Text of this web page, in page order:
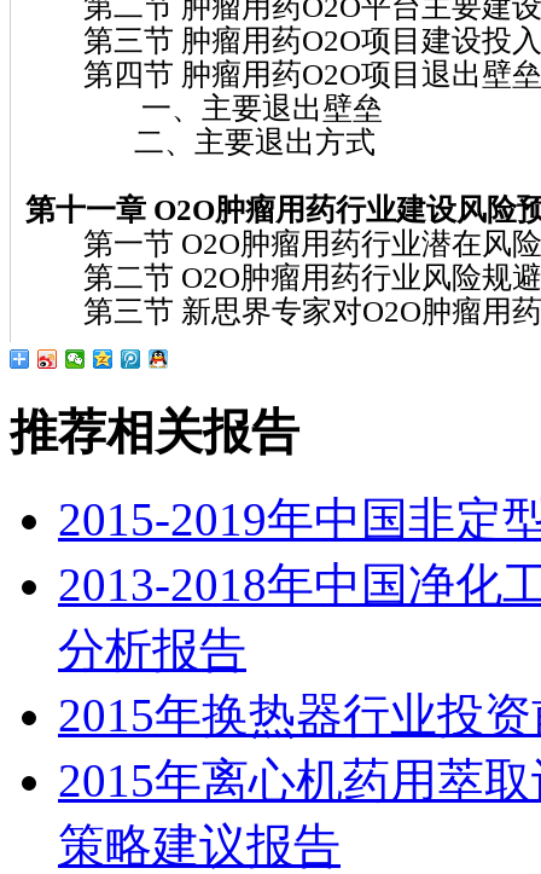
第三节 肿瘤用药O2O项目建设投
第四节 肿瘤用药O2O项目退出壁
一、主要退出壁垒
二、主要退出方式
第十一章 O2O肿瘤用药行业建设风险
第一节 O2O肿瘤用药行业潜在风
第二节 O2O肿瘤用药行业风险规
第三节 新思界专家对O2O肿瘤用
推荐相关报告
2015-2019年中国非定
2013-2018年中国净化
分析报告
2015年换热器行业投
2015年离心机药用萃
策略建议报告